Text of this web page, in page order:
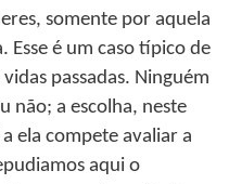
somente por aquela
Esse é um caso típico de
passadas. Ninguém
não; a escolha, neste
ela compete avaliar a
aqui o